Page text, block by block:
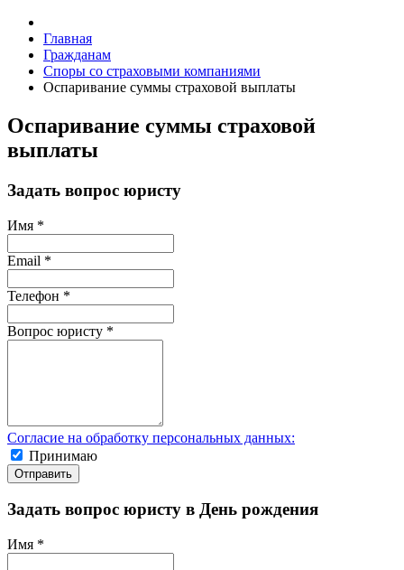
Главная
Гражданам
Споры со страховыми компаниями
Оспаривание суммы страховой выплаты
Оспаривание суммы страховой
выплаты
Задать вопрос юристу
Имя *
Email *
Телефон *
Вопрос юристу *
Согласие на обработку персональных данных:
Принимаю
Отправить
Задать вопрос юристу в День рождения
Имя *